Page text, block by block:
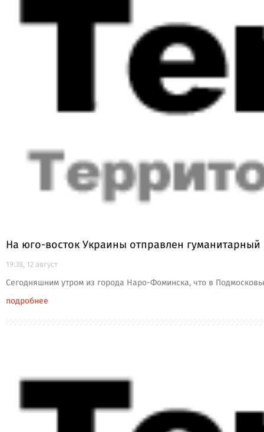
На юго-восток Украины отправлен
19:38, 12 август
Сегодняшним утром из города Наро-Фоминска, что в
подробнее